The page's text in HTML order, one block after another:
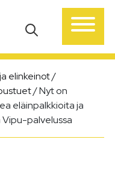
elinkeinot/
/Nyt on
eläinpalkkioita ja
palvelussa